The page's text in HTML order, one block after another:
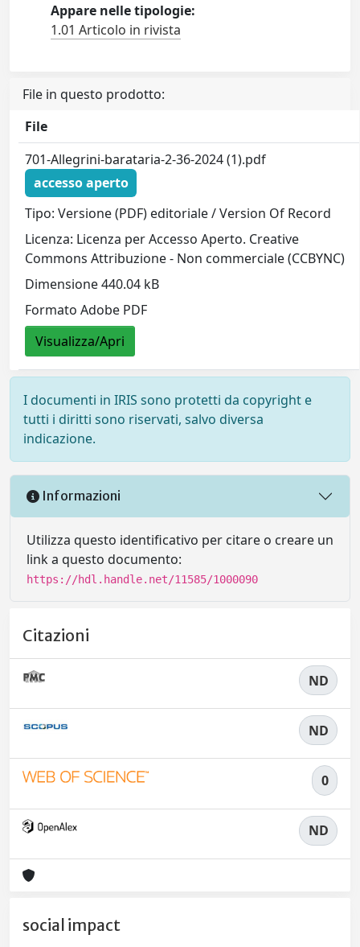
Appare nelle tipologie:
1.01 Articolo in rivista
File in questo prodotto:
File
701-Allegrini-barataria-2-36-2024 (1).pdf
accesso aperto
Tipo: Versione (PDF) editoriale / Version Of Record
Licenza: Licenza per Accesso Aperto. Creative
Commons Attribuzione - Non commerciale (CCBYNC)
Dimensione 440.04 kB
Formato Adobe PDF
Visualizza/Apri
I documenti in IRIS sono protetti da copyright e
tutti i diritti sono riservati, salvo diversa
indicazione.
Informazioni
Utilizza questo identificativo per citare o creare un
link a questo documento:
https://hdl.handle.net/11585/1000090
Citazioni
ND
ND
0
ND
social impact